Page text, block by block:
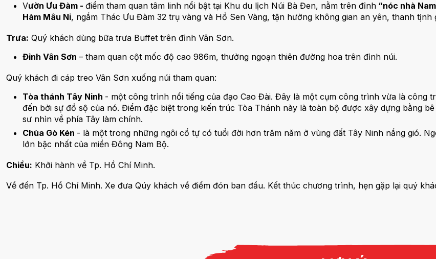
Vườn Ưu Đàm - điểm tham quan tâm linh nổi bật tại Khu du lịch Núi Bà Đen, nằm trên đỉnh “nóc nhà
Hàm Mâu Ni, ngắm Thác Ưu Đàm 32 trụ vàng và Hồ Sen Vàng, tận hưởng không gian an yên, thanh tịnh
Trưa: Quý khách dùng bữa trưa Buffet trên đỉnh Vân Sơn.
Đỉnh Vân Sơn – tham quan cột mốc độ cao 986m, thưởng ngoạn thiên đường hoa trên đỉnh núi.
Quý khách đi cáp treo Vân Sơn xuống núi tham quan:
Tòa thánh Tây Ninh - một công trình nổi tiếng của đạo Cao Đài. Đây là một cụm công trình vừa là công
đến bởi sự đồ sộ của nó. Điểm đặc biệt trong kiến trúc Tòa Thánh này là toàn bộ được xây dựng bằng
sư nhìn về phía Tây làm chính.
Chùa Gò Kén - là một trong những ngôi cổ tự có tuổi đời hơn trăm năm ở vùng đất Tây Ninh nắng gió.
lớn bậc nhất của miền Đông Nam Bộ.
Chiều: Khởi hành về Tp. Hồ Chí Minh.
Về đến Tp. Hồ Chí Minh. Xe đưa Qúy khách về điểm đón ban đầu. Kết thúc chương trình, hẹn gặp lại quý